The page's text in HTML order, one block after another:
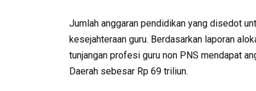
Jumlah anggaran pendidikan yang disedot
kesejahteraan guru. Berdasarkan laporan
tunjangan profesi guru non PNS mendapat
Daerah sebesar Rp 69 triliun.